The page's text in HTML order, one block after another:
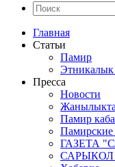
Главная
Статьи
Памир
Пресса
Новости
Памир
Памирские
ГАЗЕТА